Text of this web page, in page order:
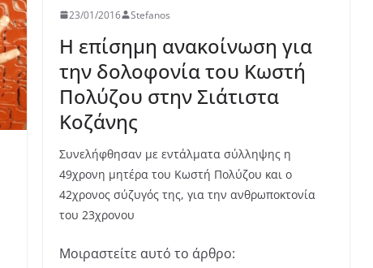
23/01/2016 Stefanos
Η επίσημη ανακοίνωση για
την δολοφονία του Κωστή
Πολύζου στην Σιάτιστα
Κοζάνης
Συνελήφθησαν με εντάλματα σύλληψης η
49χρονη μητέρα του Κωστή Πολύζου και ο
42χρονος σύζυγός της, για την ανθρωποκτονία
του 23χρονου
Μοιραστείτε αυτό το άρθρο: